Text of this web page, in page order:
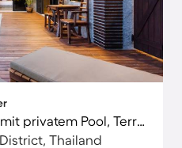
Voll ausgestattete Villa mit privatem Pool, Terrasse und Garten | Meerblick
Thailand